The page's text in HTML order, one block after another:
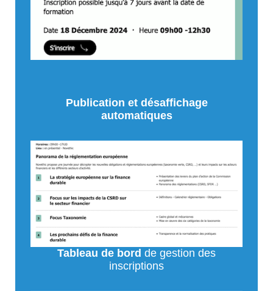
Publication et désaffichage
automatiques
Tableau de bord de gestion des
inscriptions